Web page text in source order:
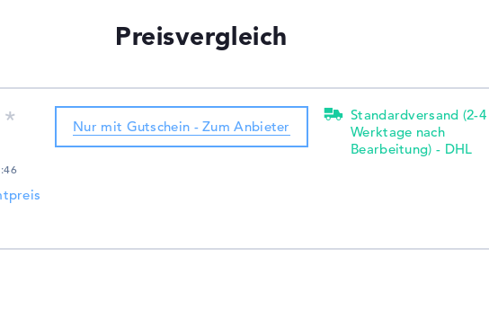
Preisvergleich
Nur mit Gutschein - Zum Anbieter
Standardversand (2-4
Werktage nach
Bearbeitung) - DHL